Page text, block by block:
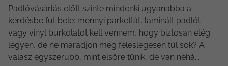
Padlóvásárlás előtt szinte mindenki ugyanabba a
kérdésbe fut bele: mennyi parkettát, laminált padlót
vagy vinyl burkolatot kell vennem, hogy biztosan elég
legyen, de ne maradjon meg feleslegesen túl sok? A
válasz egyszerűbb, mint elsőre tűnik, de van néhá...